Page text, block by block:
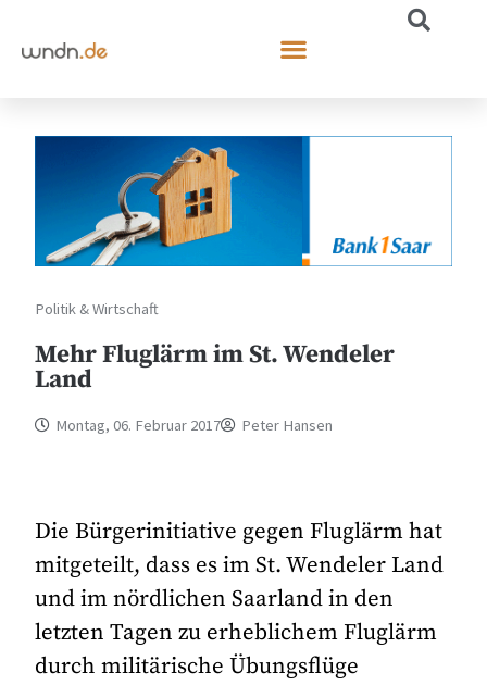
Politik & Wirtschaft
Mehr Fluglärm im St. Wendeler
Land
Montag, 06. Februar 2017 Peter Hansen
Die Bürgerinitiative gegen Fluglärm hat
mitgeteilt, dass es im St. Wendeler Land
und im nördlichen Saarland in den
letzten Tagen zu erheblichem Fluglärm
durch militärische Übungsflüge